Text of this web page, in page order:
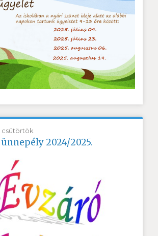
csütörtök
2024/2025.